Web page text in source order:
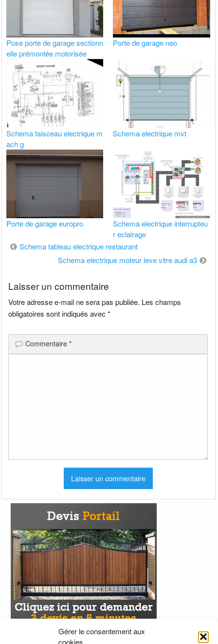
Gérer le consentement aux
cookies
Pose porte de garage sectionn
elle prémontée motorisée
Porte de garage neo
Schema faisceau electrique m
ach g
Schema electrique mvt
Porte de garage europro
Schema electrique interrupteu
r eclairage
Navigation
Schema tableau electrique restaurant
Schema electrique moteur leve vitre audi a3
Laisser un commentaire
Votre adresse e-mail ne sera pas publiée. Les champs
obligatoires sont indiqués avec*
Commentaire*